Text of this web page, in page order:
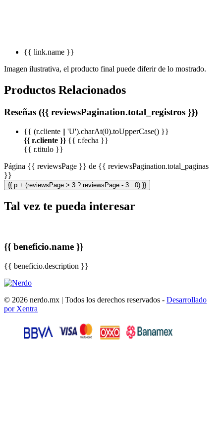
{{ link.name }}
Imagen ilustrativa, el producto final puede diferir de lo mostrado.
Productos Relacionados
Reseñas ({{ reviewsPagination.total_registros }})
{{ (r.cliente || 'U').charAt(0).toUpperCase() }}
{{ r.cliente }} {{ r.fecha }}
{{ r.titulo }}
Página {{ reviewsPage }} de {{ reviewsPagination.total_paginas
}}
{{ p + (reviewsPage > 3 ? reviewsPage - 3 : 0) }}
Tal vez te pueda interesar
{{ beneficio.name }}
{{ beneficio.description }}
© 2026 nerdo.mx | Todos los derechos reservados - Desarrollado
por Xentra